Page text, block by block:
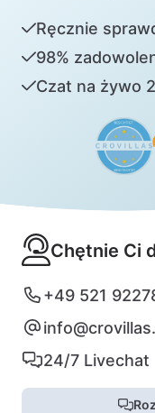
Ręcznie
98%
Czat na żywo
Chętnie Ci
+49 521
24/7 Livechat